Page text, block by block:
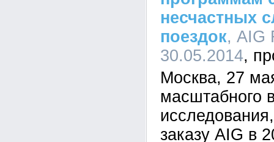
несчастных
поездок, AIG
30.05.2014
Москва, 27
масштабного
заказу AIG в